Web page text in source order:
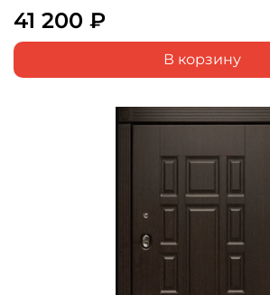
41 200 ₽
В корзину